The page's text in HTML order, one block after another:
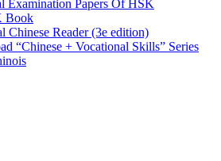
Examination Papers Of HSK
Book
Chinese Reader (3e edition)
“Chinese + Vocational Skills” Series